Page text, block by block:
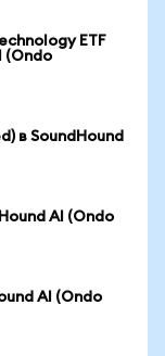
ETF
(Ondo
в SoundHound
AI (Ondo
AI (Ondo